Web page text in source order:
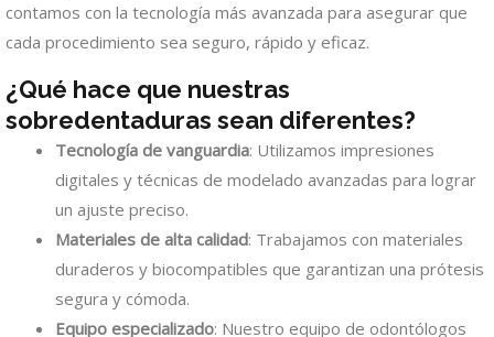
contamos con la tecnología más avanzada para asegurar que
cada procedimiento sea seguro, rápido y eficaz.
¿Qué hace que nuestras
sobredentaduras sean diferentes?
Tecnología de vanguardia: Utilizamos impresiones
digitales y técnicas de modelado avanzadas para lograr
un ajuste preciso.
Materiales de alta calidad: Trabajamos con materiales
duraderos y biocompatibles que garantizan una prótesis
segura y cómoda.
Equipo especializado: Nuestro equipo de odontólogos